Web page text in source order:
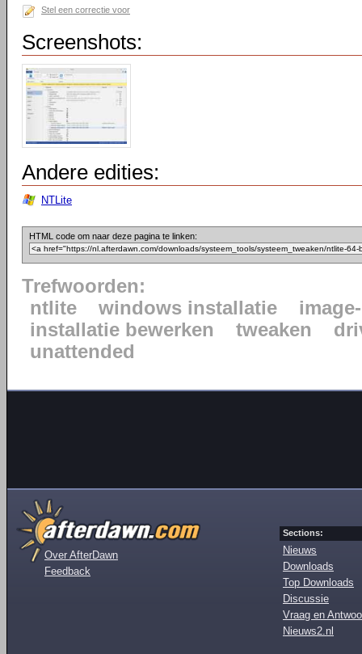
Stel een correctie voor
Screenshots:
Andere edities:
NTLite
HTML code om naar deze pagina te linken:
Trefwoorden:
ntlite
windows installatie
installatie bewerken
tweaken
unattended
Over AfterDawn
Feedback
Sections:
Nieuws
Downloads
Top Downloads
Discussie
Vraag en
Nieuws2.nl